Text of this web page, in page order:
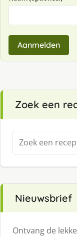
Aanmelden
Zoek een
Zoeken
naar:
Nieuwsbrief
Ontvang de